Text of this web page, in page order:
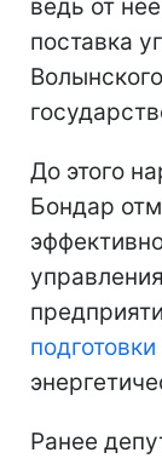
ведь от
поставка
До этого
Бондар
Ранее